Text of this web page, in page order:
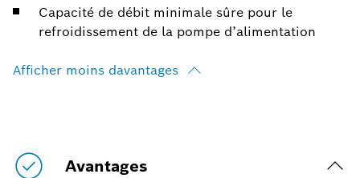
Capacité de débit minimale sûre pour le
refroidissement de la pompe d’alimentation
Afficher moins davantages
Avantages